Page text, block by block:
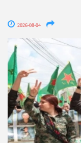
2026-08-04